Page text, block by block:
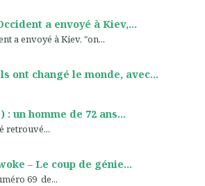
a envoyé à Kiev,...
a envoyé à Kiev, "on...
ont changé le monde, avec...
: un homme de 72 ans...
retrouvé...
– Le coup de génie...
69 de...